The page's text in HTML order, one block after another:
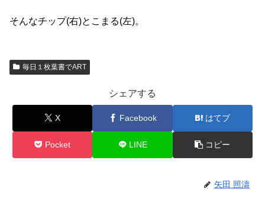
そんなチップ(右)とこまる(左)。
毎日１枚葉書でART
シェアする
X Facebook はてブ
Pocket LINE コピー
矢田 照濤